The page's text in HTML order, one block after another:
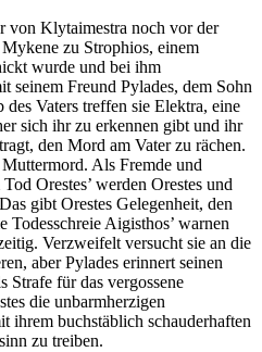
von Klytaimestra noch vor der
zu Strophios, einem
wurde und bei ihm
seinem Freund Pylades, dem Sohn
Vaters treffen sie Elektra, eine
sich ihr zu erkennen gibt und ihr
den Mord am Vater zu rächen.
Als Fremde und
Orestes’ werden Orestes und
gibt Orestes Gelegenheit, den
Todesschreie Aigisthos’ warnen
Verzweifelt versucht sie an die
aber Pylades erinnert seinen
für das vergossene
die unbarmherzigen
ihrem buchstäblich schauderhaften
zu treiben.